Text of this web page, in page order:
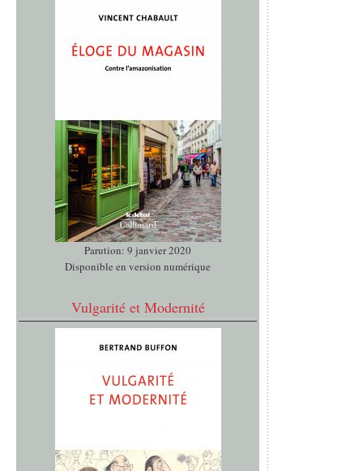
Parution: 9 janvier 2020
Disponible en version numérique
Vulgarité et Modernité